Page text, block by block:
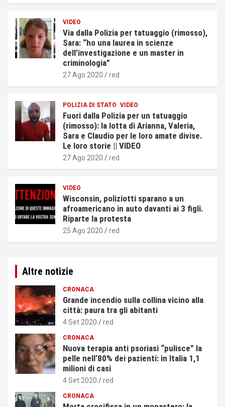
VIDEO
Via dalla Polizia per tatuaggio (rimosso),
Sara: “ho una laurea in scienze
dell’investigazione e un master in
criminologia”
27 Ago 2020 red
POLIZIA DI STATO VIDEO
Fuori dalla Polizia per un tatuaggio
(rimosso): la lotta di Arianna, Valeria,
Sara e Claudio per le loro amate divise.
Le loro storie || VIDEO
27 Ago 2020 red
VIDEO
Wisconsin, poliziotti sparano a un
afroamericano in auto davanti ai 3 figli.
Riparte la protesta
25 Ago 2020 red
Altre notizie
CRONACA
Grande incendio sulla collina vicino alla
città: paura tra gli abitanti
4 Set 2020 red
CRONACA
Nuova terapia anti psoriasi “pulisce” la
pelle nell’80% dei pazienti: in Italia 1,1
milioni di casi
4 Set 2020 red
CRONACA